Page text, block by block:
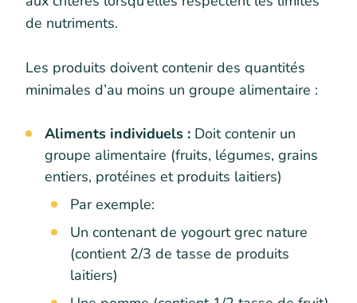
de nutriments.
Les produits doivent contenir des quantités
minimales d’au moins un groupe alimentaire :
Aliments individuels : Doit contenir un
groupe alimentaire (fruits, légumes, grains
entiers, protéines et produits laitiers)
Par exemple:
Un contenant de yogourt grec nature
(contient 2/3 de tasse de produits
laitiers)